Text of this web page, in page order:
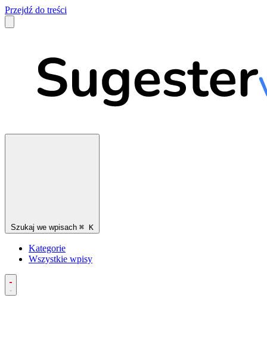
Przejdź do treści
Szukaj we wpisach ⌘ K
Kategorie
Wszystkie wpisy